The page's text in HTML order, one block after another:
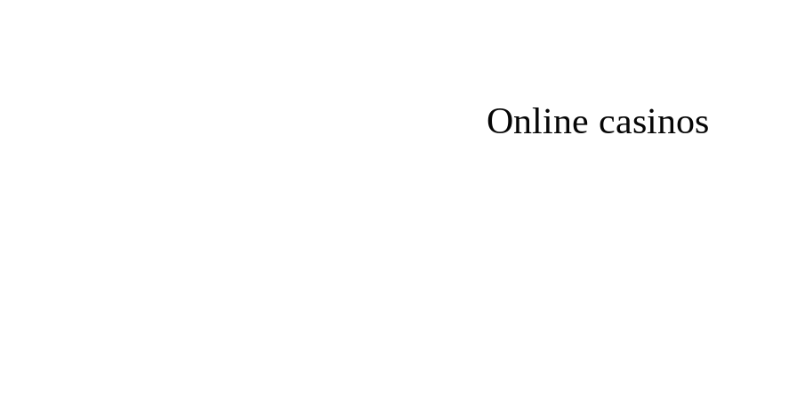
Online casinos